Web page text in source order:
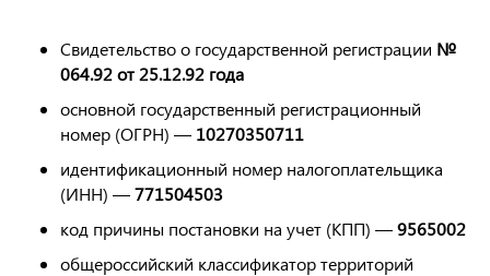
Свидетельство о государственной регистрации №
064.92 от 25.12.92 года
основной государственный регистрационный
номер (ОГРН) — 10270350711
идентификационный номер налогоплательщика
(ИНН) —771504503
код причины постановки на учет (КПП) —9565002
общероссийский классификатор территорий